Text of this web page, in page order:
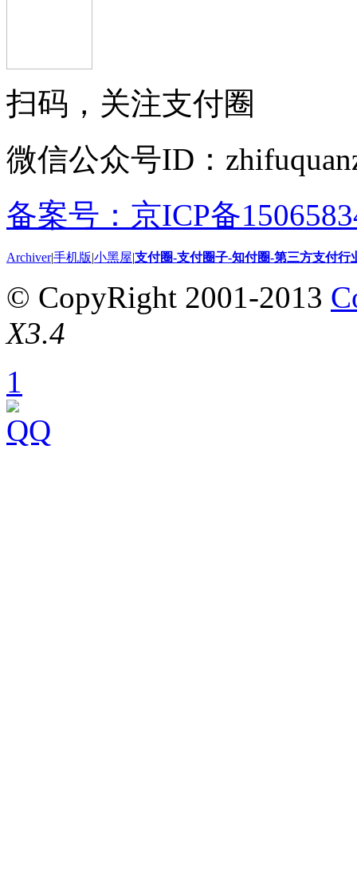
扫码，关注支付圈
微信公众号ID：
备案号：京ICP备
Archiver|手机版|小黑屋|支付圈-支付圈子-知付圈-第三方支付行
© CopyRight 2001-2013
X3.4
1